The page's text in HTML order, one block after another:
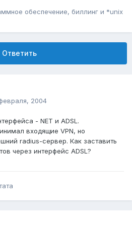
обеспечение, биллинг и *unix
Ответить
2004
- NET и ADSL.
входящие VPN, но
radius-сервер. Как заставить
через интерфейс ADSL?